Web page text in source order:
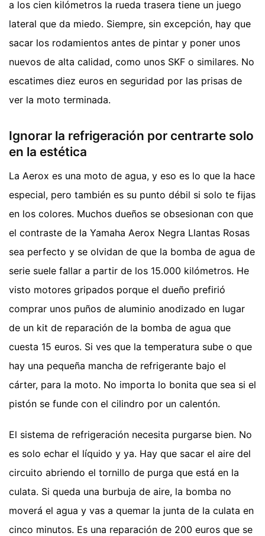
a los cien kilómetros la rueda trasera tiene un juego
lateral que da miedo. Siempre, sin excepción, hay que
sacar los rodamientos antes de pintar y poner unos
nuevos de alta calidad, como unos SKF o similares. No
escatimes diez euros en seguridad por las prisas de
ver la moto terminada.
Ignorar la refrigeración por centrarte solo
en la estética
La Aerox es una moto de agua, y eso es lo que la hace
especial, pero también es su punto débil si solo te fijas
en los colores. Muchos dueños se obsesionan con que
el contraste de la Yamaha Aerox Negra Llantas Rosas
sea perfecto y se olvidan de que la bomba de agua de
serie suele fallar a partir de los 15.000 kilómetros. He
visto motores gripados porque el dueño prefirió
comprar unos puños de aluminio anodizado en lugar
de un kit de reparación de la bomba de agua que
cuesta 15 euros. Si ves que la temperatura sube o que
hay una pequeña mancha de refrigerante bajo el
cárter, para la moto. No importa lo bonita que sea si el
pistón se funde con el cilindro por un calentón.
El sistema de refrigeración necesita purgarse bien. No
es solo echar el líquido y ya. Hay que sacar el aire del
circuito abriendo el tornillo de purga que está en la
culata. Si queda una burbuja de aire, la bomba no
moverá el agua y vas a quemar la junta de la culata en
cinco minutos. Es una reparación de 200 euros que se